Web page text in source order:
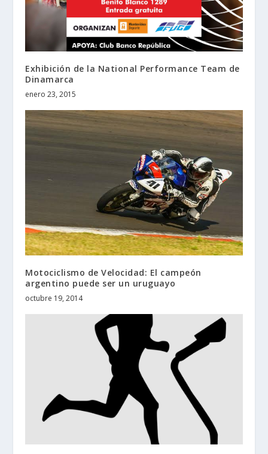
Exhibición de la National Performance Team de
Dinamarca
enero 23, 2015
Motociclismo de Velocidad: El campeón
argentino puede ser un uruguayo
octubre 19, 2014